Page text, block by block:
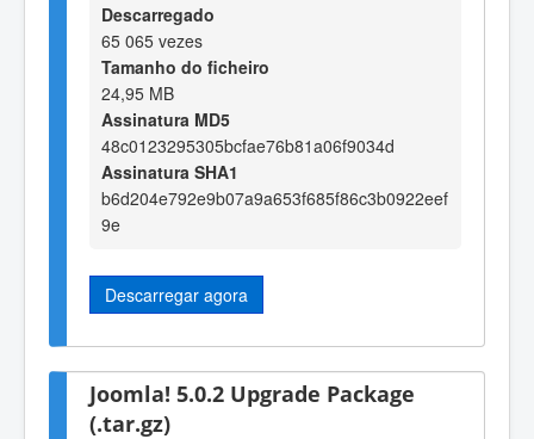
Descarregado
65 065 vezes
Tamanho do ficheiro
24,95 MB
Assinatura MD5
48c0123295305bcfae76b81a06f9034d
Assinatura SHA1
b6d204e792e9b07a9a653f685f86c3b0922eef
9e
Descarregar agora
Joomla! 5.0.2 Upgrade Package
(.tar.gz)